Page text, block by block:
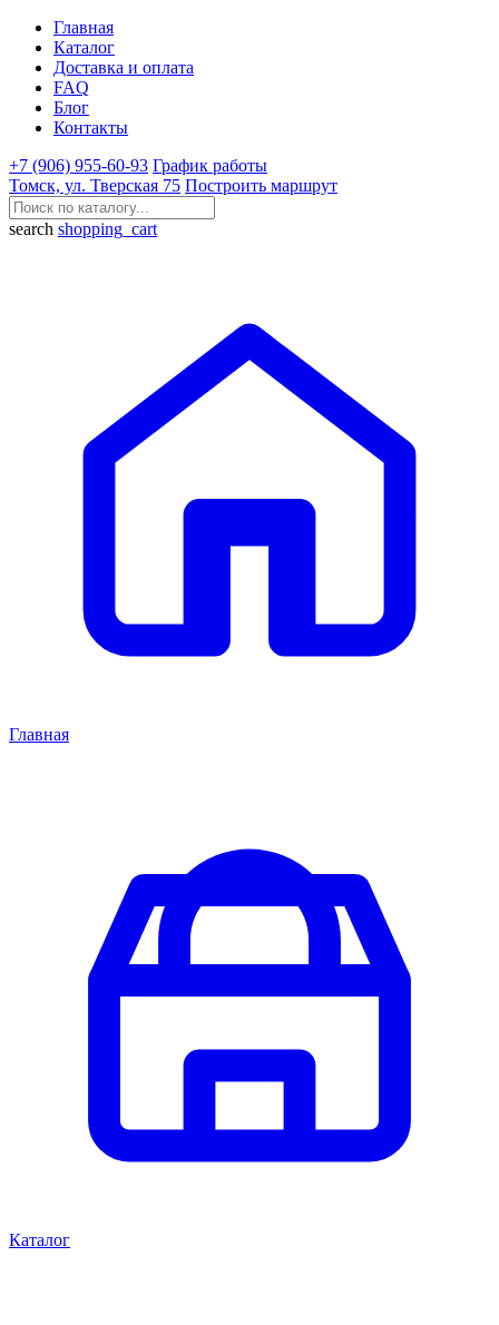
Главная
Каталог
Доставка и оплата
FAQ
Блог
Контакты
+7 (906) 955-60-93 График работы
Томск, ул. Тверская 75 Построить маршрут
search shopping_cart
Главная
Каталог